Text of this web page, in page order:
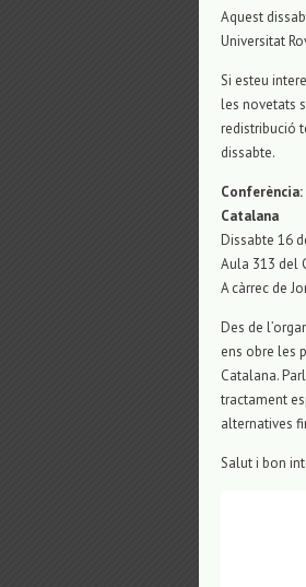
Aquest
Universitat
Si esteu
les novetats
redistribució
dissabte.
Catalana
Dissabte 16
Aula 313 del
A càrrec de
Des de
ens obre les
Catalana.
tractament
alternatives
Salut i bon